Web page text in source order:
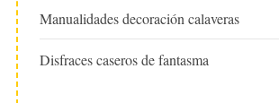
Manualidades decoración calaveras
Disfraces caseros de fantasma